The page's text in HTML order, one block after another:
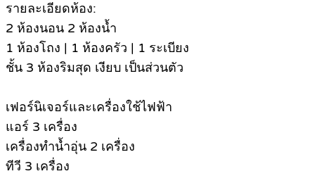
รายละเอียดห้อง:
2 ห้องนอน 2 ห้องน้ำ
1 ห้องโถง | 1 ห้องครัว | 1 ระเบียง
ชั้น 3 ห้องริมสุด เงียบ เป็นส่วนตัว
เฟอร์นิเจอร์และเครื่องใช้ไฟฟ้า
แอร์ 3 เครื่อง
เครื่องทำน้ำอุ่น 2 เครื่อง
ทีวี 3 เครื่อง